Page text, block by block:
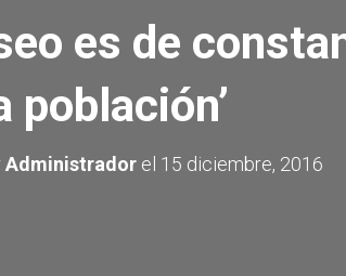
es de
población’
Administradorel 15 diciembre, 2016